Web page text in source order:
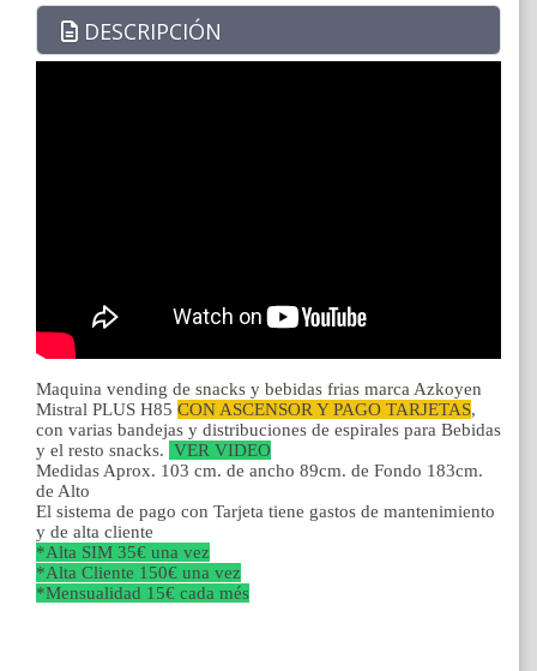
DESCRIPCIÓN
Maquina vending de snacks y bebidas frias marca Azkoyen
Mistral PLUS H85 CON ASCENSOR Y PAGO TARJETAS,
con varias bandejas y distribuciones de espirales para Bebidas
y el resto snacks. VER VIDEO
Medidas Aprox. 103 cm. de ancho 89cm. de Fondo 183cm.
de Alto
El sistema de pago con Tarjeta tiene gastos de mantenimiento
y de alta cliente
*Alta SIM 35€ una vez
*Alta Cliente 150€ una vez
*Mensualidad 15€ cada més